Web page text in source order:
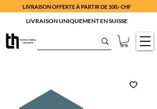
LIVRAISON OFFERTE À PARTIR DE 100.- CHF
LIVRAISON UNIQUEMENT EN SUISSE